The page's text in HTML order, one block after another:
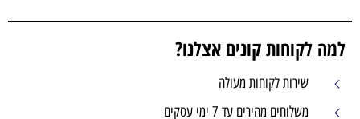
למה לקוחות קונים אצלנו?
שירות לקוחות מעולה
משלוחים מהירים עד 7 ימי עסקים